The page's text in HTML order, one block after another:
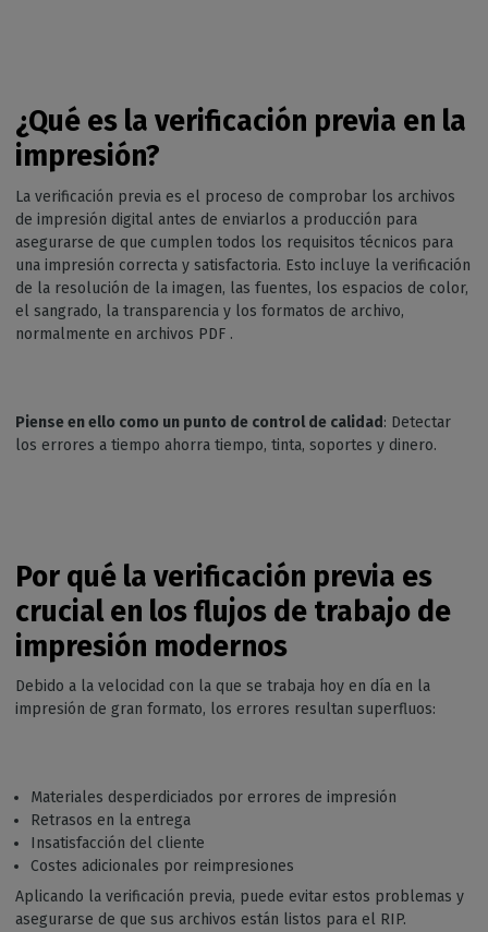
¿Qué es la verificación previa en la
impresión?
La verificación previa es el proceso de comprobar los archivos
de impresión digital antes de enviarlos a producción para
asegurarse de que cumplen todos los requisitos técnicos para
una impresión correcta y satisfactoria. Esto incluye la verificación
de la resolución de la imagen, las fuentes, los espacios de color,
el sangrado, la transparencia y los formatos de archivo,
normalmente en archivos PDF .
Piense en ello como un punto de control de calidad : Detectar
los errores a tiempo ahorra tiempo, tinta, soportes y dinero.
Por qué la verificación previa es
crucial en los flujos de trabajo de
impresión modernos
Debido a la velocidad con la que se trabaja hoy en día en la
impresión de gran formato, los errores resultan superfluos:
Materiales desperdiciados por errores de impresión
Retrasos en la entrega
Insatisfacción del cliente
Costes adicionales por reimpresiones
Aplicando la verificación previa, puede evitar estos problemas y
asegurarse de que sus archivos están listos para el RIP.